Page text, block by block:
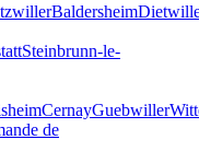
Baldersheim
Steinbrunn-le-
CernayGuebwiller
de